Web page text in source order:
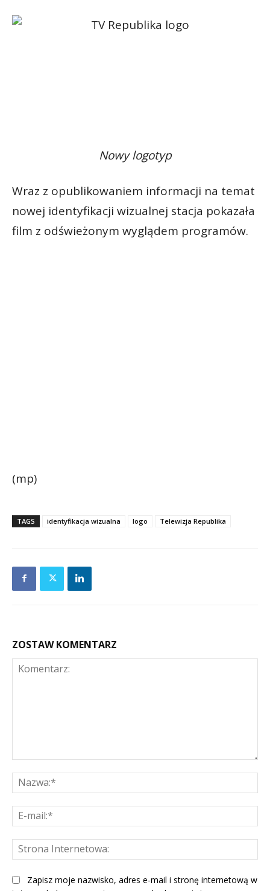
Nowy logotyp
Wraz z opublikowaniem informacji na temat
nowej identyfikacji wizualnej stacja pokazała
film z odświeżonym wyglądem programów.
(mp)
TAGS identyfikacja wizualna logo Telewizja Republika
ZOSTAW KOMENTARZ
Zapisz moje nazwisko, adres e-mail i stronę internetową w